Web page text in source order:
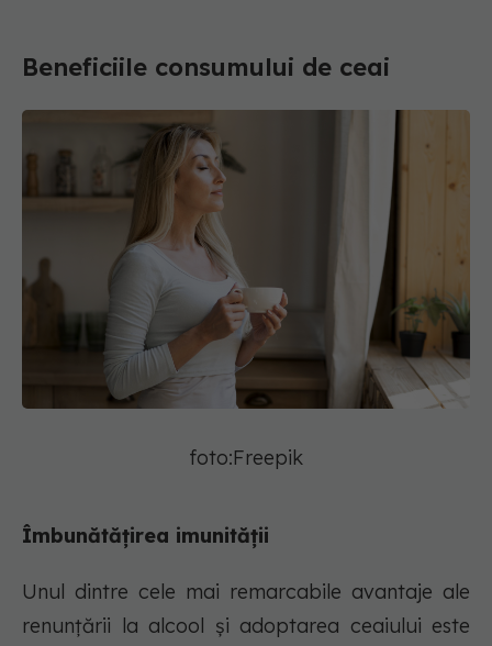
Beneficiile consumului de ceai
foto:Freepik
Îmbunătățirea imunității
Unul dintre cele mai remarcabile avantaje ale
renunțării la alcool și adoptarea ceaiului este